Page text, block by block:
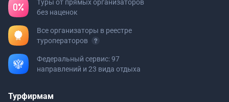
Туры от прямых организаторов
без наценок
Все организаторы в реестре
туроператоров
Федеральный сервис: 97
направлений и 23 вида отдыха
Турфирмам